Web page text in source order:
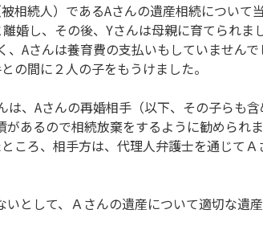
相続人）であるAさんの遺産相続について
婚し、その後、Yさんは母親に育てられま
Aさんは養育費の支払いもしていませんで
の間に２人の子をもうけました。
は、Aさんの再婚相手（以下、その子らも
あるので相続放棄をするように勧められま
ころ、相手方は、代理人弁護士を通じて
として、Ａさんの遺産について適切な遺